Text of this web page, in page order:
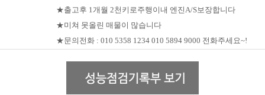
★출고후 1개월 2천키로주행이내 엔진A/S보장합니다
★미쳐 못올린 매물이 많습니다
★문의전화 : 010 5358 1234 010 5894 9000 전화주세요~!